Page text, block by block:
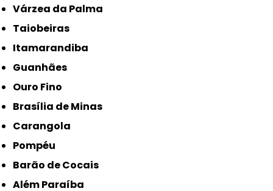
Várzea da Palma
Taiobeiras
Itamarandiba
Guanhães
Ouro Fino
Brasília de Minas
Carangola
Pompéu
Barão de Cocais
Além Paraíba